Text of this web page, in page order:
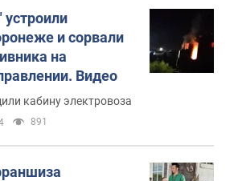
и сорвали
на
Видео
кабину электровоза
891